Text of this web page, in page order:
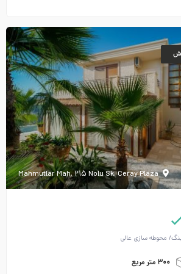
Mahmutlar Mah. ۲۱۵ Nolu Sk. Ceray Plaza
محوطه سازی عالی